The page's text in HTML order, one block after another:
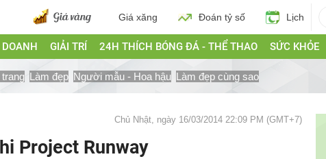
Giá xăng Đoán tỷ số Lịch
GIẢI TRÍ 24H THÍCH BÓNG ĐÁ - THỂ THAO SỨC KHỎE
Làm đẹp Người mẫu - Hoa hậu Làm đẹp cùng sao
Chủ Nhật, ngày 16/03/2014 22:09 PM (GMT+7)
Project Runway